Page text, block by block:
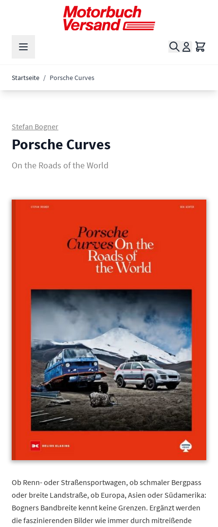
Zum Inhalt springen
Suche
Startseite / Porsche Curves
Stefan Bogner
Porsche Curves
On the Roads of the World
Main image
Click to view image in fullscreen
Ob Renn- oder Straßensportwagen, ob schmaler Bergpass
oder breite Landstraße, ob Europa, Asien oder Südamerika:
Bogners Bandbreite kennt keine Grenzen. Ergänzt werden
die faszinierenden Bilder wie immer durch mitreißende